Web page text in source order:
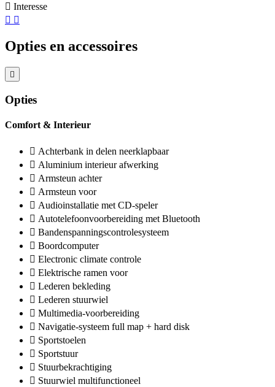
Interesse
Opties en accessoires
Opties
Comfort & Interieur
Achterbank in delen neerklapbaar
Aluminium interieur afwerking
Armsteun achter
Armsteun voor
Audioinstallatie met CD-speler
Autotelefoonvoorbereiding met Bluetooth
Bandenspanningscontrolesysteem
Boordcomputer
Electronic climate controle
Elektrische ramen voor
Lederen bekleding
Lederen stuurwiel
Multimedia-voorbereiding
Navigatie-systeem full map + hard disk
Sportstoelen
Sportstuur
Stuurbekrachtiging
Stuurwiel multifunctioneel